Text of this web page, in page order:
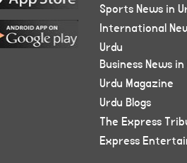
Sports News in
International
Urdu
Business News
Urdu Magazine
Urdu Blogs
The Express
Express